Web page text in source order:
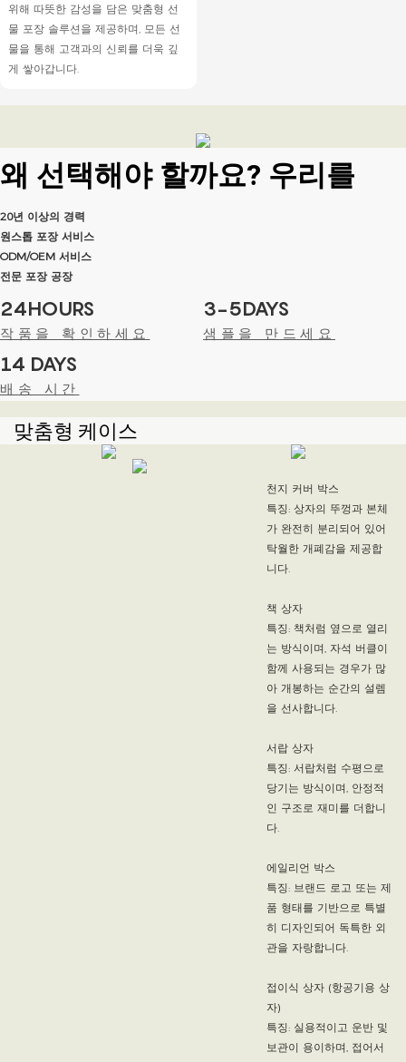
위해 따뜻한 감성을 담은 맞춤형 선
물 포장 솔루션을 제공하며, 모든 선
물을 통해 고객과의 신뢰를 더욱 깊
게 쌓아갑니다.
왜 선택해야 할까요? 우리를
20년 이상의 경력
원스톱 포장 서비스
ODM/OEM 서비스
전문 포장 공장
24HOURS
작품을 확인하세요
3-5DAYS
샘플을 만드세요
14 DAYS
배송 시간
맞춤형 케이스
천지 커버 박스
특징: 상자의 뚜껑과 본체
가 완전히 분리되어 있어
탁월한 개폐감을 제공합
니다.
책 상자
특징: 책처럼 옆으로 열리
는 방식이며, 자석 버클이
함께 사용되는 경우가 많
아 개봉하는 순간의 설렘
을 선사합니다.
서랍 상자
특징: 서랍처럼 수평으로
당기는 방식이며, 안정적
인 구조로 재미를 더합니
다.
에일리언 박스
특징: 브랜드 로고 또는 제
품 형태를 기반으로 특별
히 디자인되어 독특한 외
관을 자랑합니다.
접이식 상자 (항공기용 상
자)
특징: 실용적이고 운반 및
보관이 용이하며, 접어서